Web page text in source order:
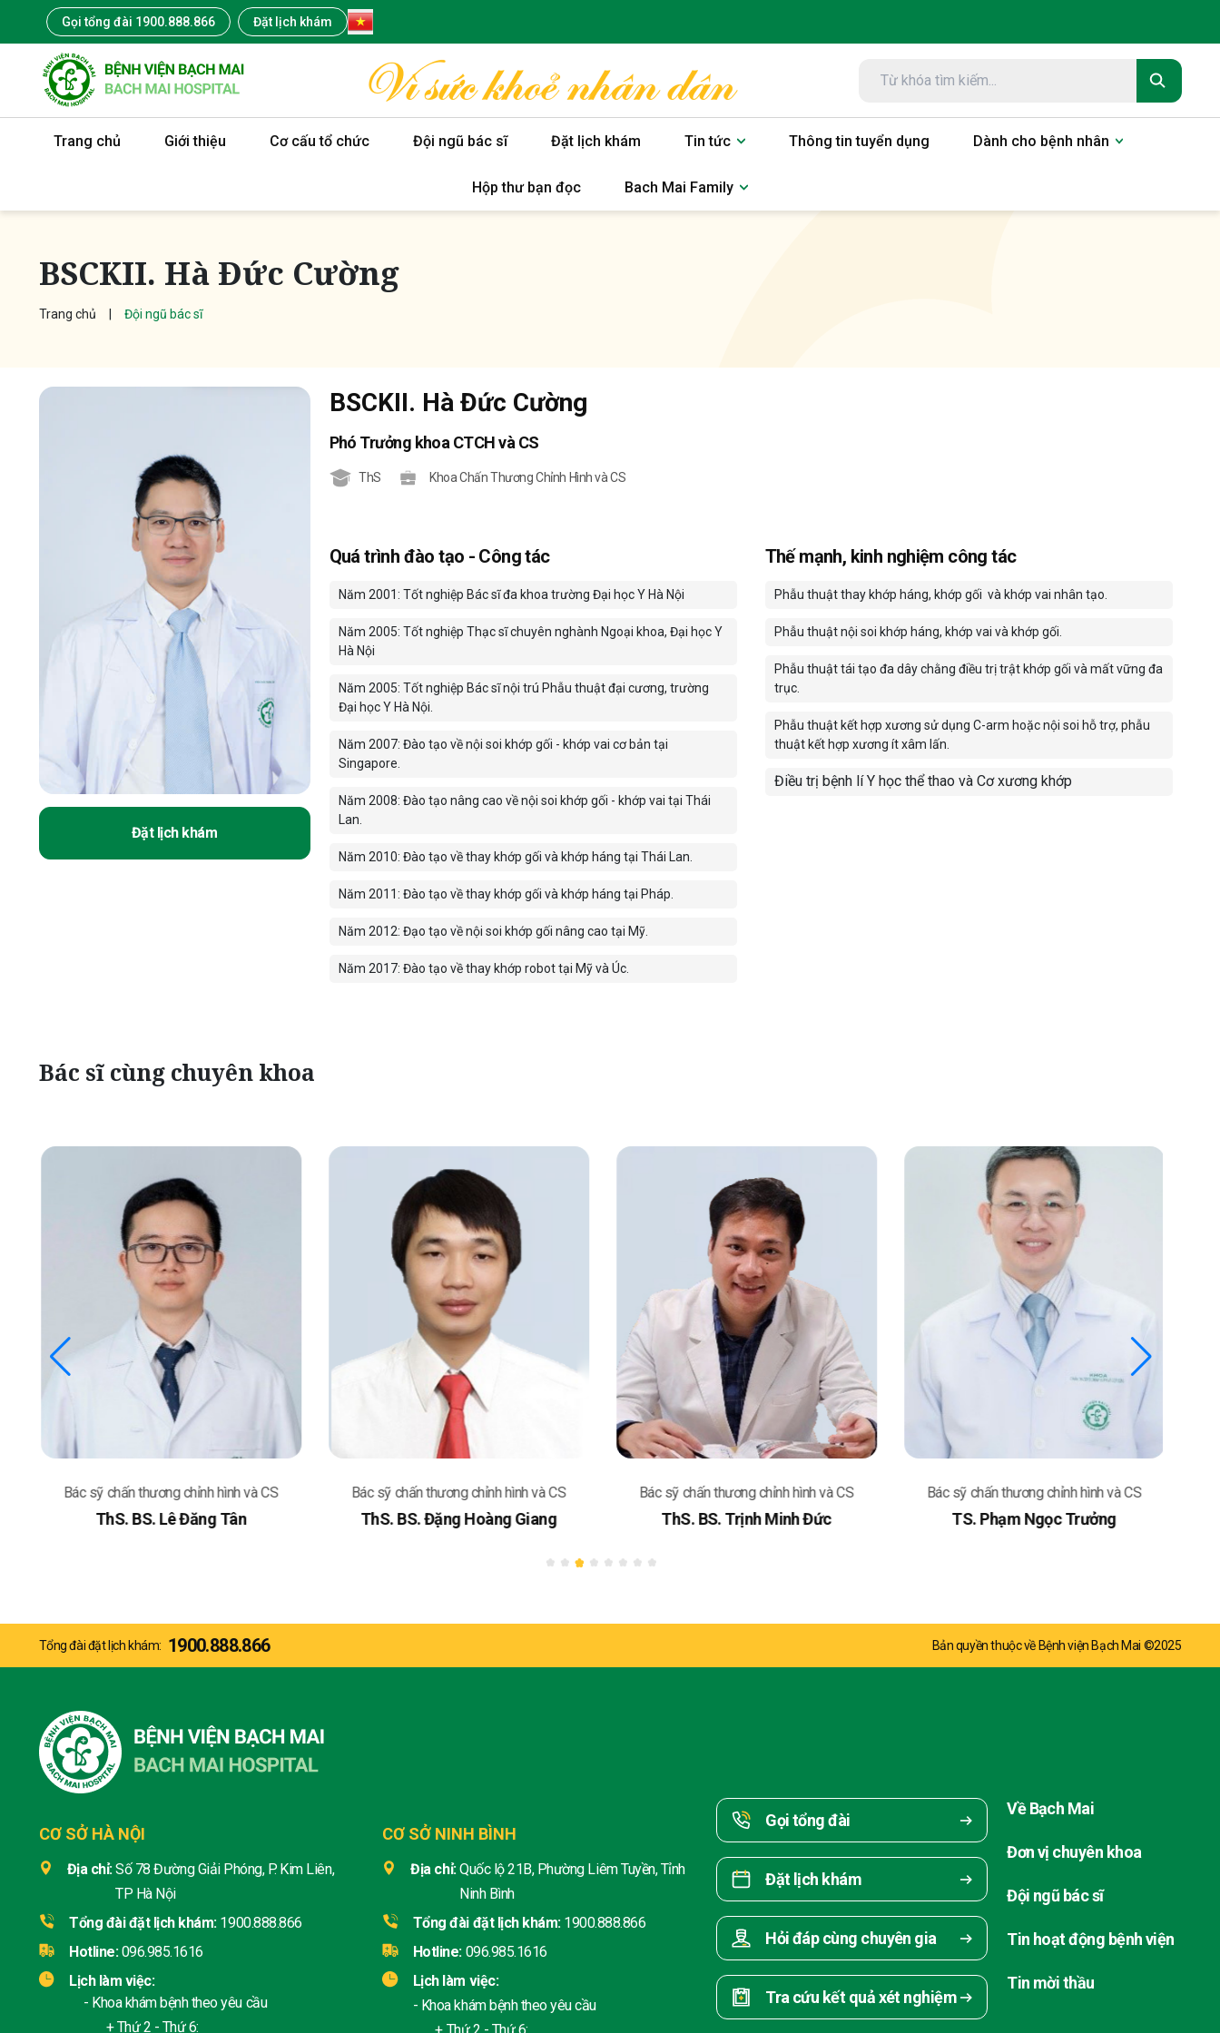
Gọi tổng đài 1900.888.866 Đặt lịch khám
Trang chủ Giới thiệu Cơ cấu tổ chức Đội ngũ bác sĩ Đặt lịch khám Tin tức Thông tin tuyển dụng Dành cho bệnh nhân
Hộp thư bạn đọc Bach Mai Family
BSCKII. Hà Đức Cường
Trang chủ Đội ngũ bác sĩ
Đặt lịch khám
BSCKII. Hà Đức Cường
Phó Trưởng khoa CTCH và CS
ThS Khoa Chấn Thương Chỉnh Hình và CS
Quá trình đào tạo - Công tác
Năm 2001: Tốt nghiệp Bác sĩ đa khoa trường Đại học Y Hà Nội
Năm 2005: Tốt nghiệp Thạc sĩ chuyên nghành Ngoại khoa, Đại học Y
Hà Nội
Năm 2005: Tốt nghiệp Bác sĩ nội trú Phẫu thuật đại cương, trường
Đại học Y Hà Nội.
Năm 2007: Đào tạo về nội soi khớp gối - khớp vai cơ bản tại
Singapore.
Năm 2008: Đào tạo nâng cao về nội soi khớp gối - khớp vai tại Thái
Lan.
Năm 2010: Đào tạo về thay khớp gối và khớp háng tại Thái Lan.
Năm 2011: Đào tạo về thay khớp gối và khớp háng tại Pháp.
Năm 2012: Đạo tạo về nội soi khớp gối nâng cao tại Mỹ.
Năm 2017: Đào tạo về thay khớp robot tại Mỹ và Úc.
Thế mạnh, kinh nghiệm công tác
Phẫu thuật thay khớp háng, khớp gối và khớp vai nhân tạo.
Phẫu thuật nội soi khớp háng, khớp vai và khớp gối.
Phẫu thuật tái tạo đa dây chằng điều trị trật khớp gối và mất vững đa
trục.
Phẫu thuật kết hợp xương sử dụng C-arm hoặc nội soi hỗ trợ, phẫu
thuật kết hợp xương ít xâm lấn.
Điều trị bệnh lí Y học thể thao và Cơ xương khớp
Bác sĩ cùng chuyên khoa
Bác sỹ chấn thương chỉnh hình và CS
ThS. BS. Lê Đăng Tân
Bác sỹ chấn thương chỉnh hình và CS
ThS. BS. Đặng Hoàng Giang
Bác sỹ chấn thương chỉnh hình và CS
ThS. BS. Trịnh Minh Đức
Bác sỹ chấn thương chỉnh hình và CS
TS. Phạm Ngọc Trưởng
Tổng đài đặt lịch khám: 1900.888.866 Bản quyền thuộc về Bệnh viện Bạch Mai ©2025
CƠ SỞ HÀ NỘI
Địa chỉ:Số 78 Đường Giải Phóng, P. Kim Liên,
TP Hà Nội
Tổng đài đặt lịch khám: 1900.888.866
Hotline: 096.985.1616
Lịch làm việc:
- Khoa khám bệnh theo yêu cầu
+ Thứ 2 - Thứ 6:
CƠ SỞ NINH BÌNH
Địa chỉ:Quốc lộ 21B, Phường Liêm Tuyền, Tỉnh
Ninh Bình
Tổng đài đặt lịch khám: 1900.888.866
Hotline: 096.985.1616
Lịch làm việc:
- Khoa khám bệnh theo yêu cầu
Gọi tổng đài
Đặt lịch khám
Hỏi đáp cùng chuyên gia
Tra cứu kết quả xét nghiệm
Về Bạch Mai
Đơn vị chuyên khoa
Đội ngũ bác sĩ
Tin hoạt động bệnh viện
Tin mời thầu